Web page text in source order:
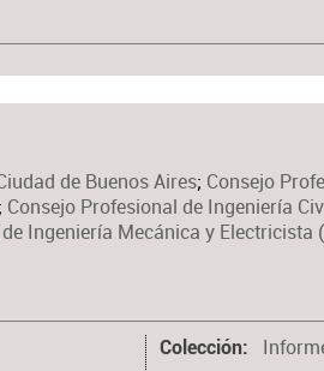
de Buenos Aires; Consejo
; Consejo Profesional de Ingeniería
Ingeniería Mecánica y Electricista
Colección